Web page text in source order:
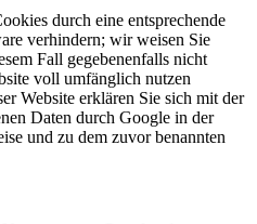
durch eine entsprechende
verhindern; wir weisen Sie
Fall gegebenenfalls nicht
voll umfänglich nutzen
Website erklären Sie sich mit der
Daten durch Google in der
und zu dem zuvor benannten